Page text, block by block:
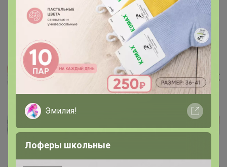
Эмилия!
Лоферы школьные